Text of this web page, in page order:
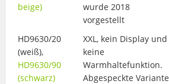
beige)
wurde 2018
vorgestellt
HD9630/20
(weiß),
HD9630/90
(schwarz)
XXL, kein Display und
keine
Warmhaltefunktion.
Abgespeckte Variante